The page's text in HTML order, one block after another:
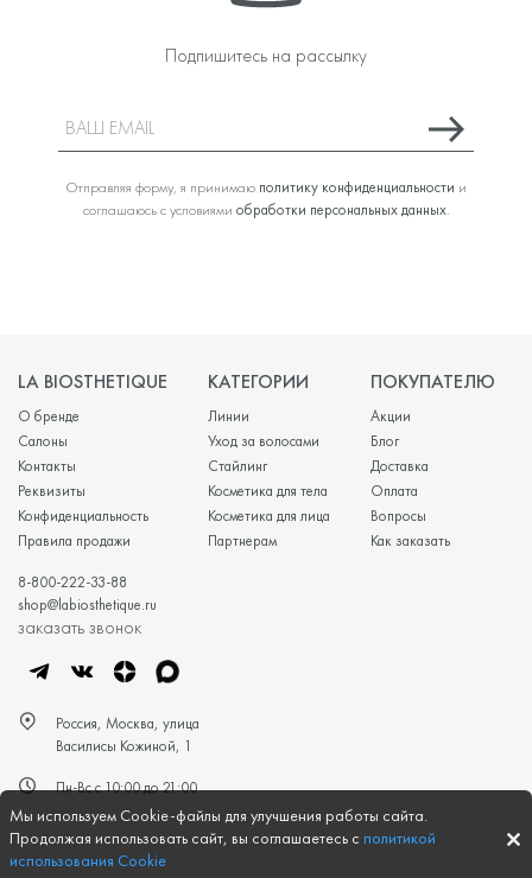
Подпишитесь на рассылку
Отправляя форму, я принимаю политику конфиденциальности и
соглашаюсь с условиями обработки персональных данных.
LA BIOSTHETIQUE
О бренде
Салоны
Контакты
Реквизиты
Конфиденциальность
Правила продажи
КАТЕГОРИИ
Линии
Уход за волосами
Стайлинг
Косметика для тела
Косметика для лица
Партнерам
ПОКУПАТЕЛЮ
Акции
Блог
Доставка
Оплата
Вопросы
Как заказать
8-800-222-33-88
shop@labiosthetique.ru
заказать звонок
Россия, Москва, улица
Василисы Кожиной, 1
Пн-Вс с 10:00 до 21:00
Мы используем Cookie-файлы для улучшения работы сайта.
Продолжая использовать сайт, вы соглашаетесь с политикой
использования Cookie